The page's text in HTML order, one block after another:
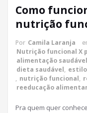
Como
nutrição
Por Camila Laranja
Nutrição funcional X
alimentação saudável
dieta saudável, estilo
, nutrição funcional,
reeducação
Pra quem quer